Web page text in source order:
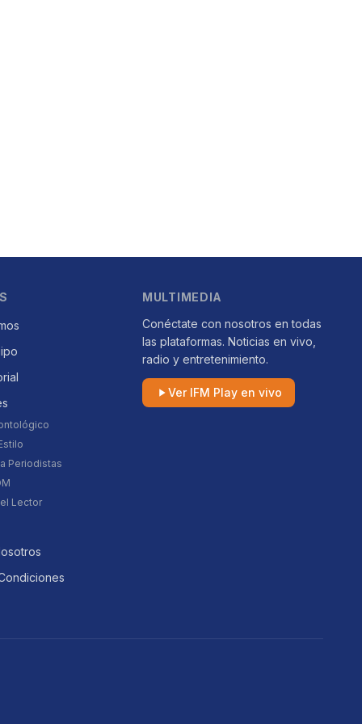
Periodistas
Lector
MULTIMEDIA
Conéctate con nosotros en todas
las plataformas. Noticias en vivo,
radio y entretenimiento.
Ver IFM Play en vivo